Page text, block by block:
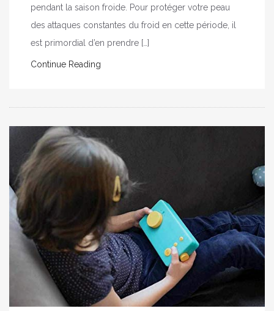
pendant la saison froide. Pour protéger votre peau
des attaques constantes du froid en cette période, il
est primordial d’en prendre […]
Continue Reading